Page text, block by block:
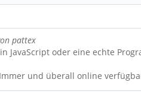
pattex
JavaScript oder eine echte
und überall online